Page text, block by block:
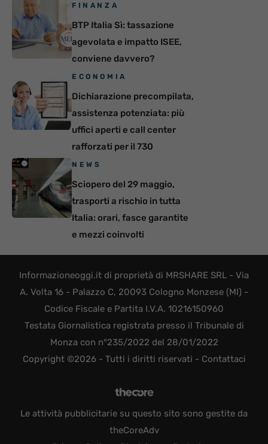
FINANZA
BTP Italia Sì: tassazione
agevolata e impatto ISEE,
conviene davvero?
ECONOMIA
Dichiarazione precompilata,
assistenza potenziata: più
uffici aperti e call center
rafforzati per il 730
NEWS
Sciopero del 29 maggio,
trasporti a rischio in tutta
Italia: orari, fasce garantite
e mezzi coinvolti
Informazioneoggi.it di proprietà di MRSHARE SRL - Via
A. Volta 16 - Palazzo C, 20093 Cologno Monzese (MI) -
Codice Fiscale e Partita I.V.A. 10216150960
Testata Giornalistica registrata presso il Tribunale di
Monza con n°235/2022 del 28/01/2022
Copyright ©2026 - Tutti i diritti riservati - Contattaci
Le attività pubblicitarie su questo sito sono gestite da
theCoreAdv